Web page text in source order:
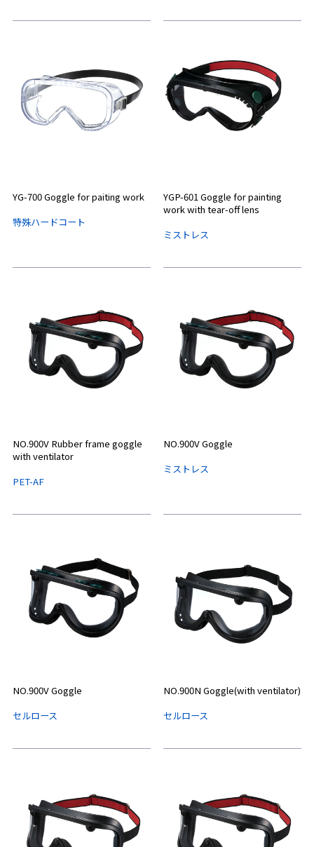
YG-700 Goggle for paiting work
特殊ハードコート
YGP-601 Goggle for painting
work with tear-off lens
ミストレス
NO.900V Rubber frame goggle
with ventilator
PET-AF
NO.900V Goggle
ミストレス
NO.900V Goggle
セルロース
NO.900N Goggle(with ventilator)
セルロース